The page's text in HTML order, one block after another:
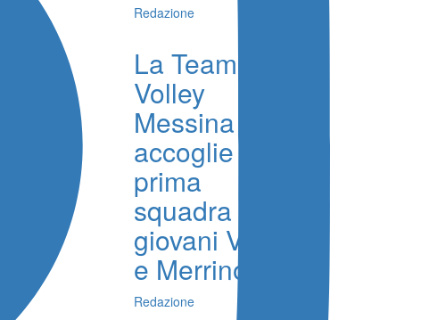
Redazione
La Team
Volley
Messina
accoglie in
prima
squadra i
giovani Vinci
e Merrino
Redazione